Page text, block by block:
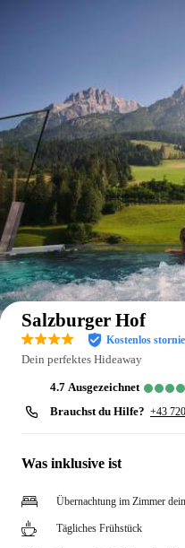
Salzburger Hof
Kostenlos
Dein perfektes Hideaway
4.7 ausgezeichnet
Brauchst du Hilfe? +43
Was inklusive ist
Übernachtung im Zimmer
Tägliches Frühstück